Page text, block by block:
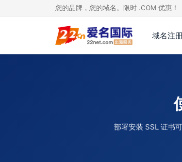
您的品牌，您的域名。限时 .COM 优惠！
域名注
部署安装 SSL 证书